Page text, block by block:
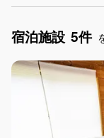
宿泊施設 5件